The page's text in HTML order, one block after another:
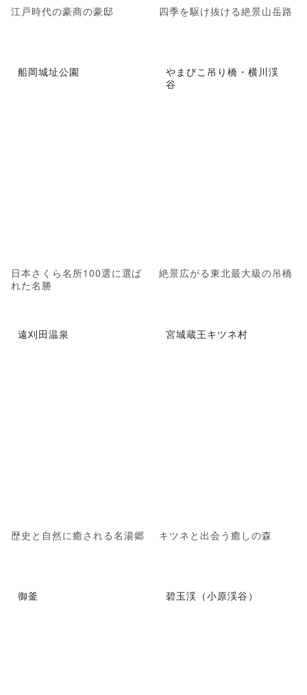
江戸時代の豪商の豪邸 四季を駆け抜ける絶景山岳路
船岡城址公園
日本さくら名所100選に選ば
れた名勝
やまびこ吊り橋・横川渓
谷
絶景広がる東北最大級の吊橋
遠刈田温泉
歴史と自然に癒される名湯郷
宮城蔵王キツネ村
キツネと出会う癒しの森
御釜 碧玉渓（小原渓谷）